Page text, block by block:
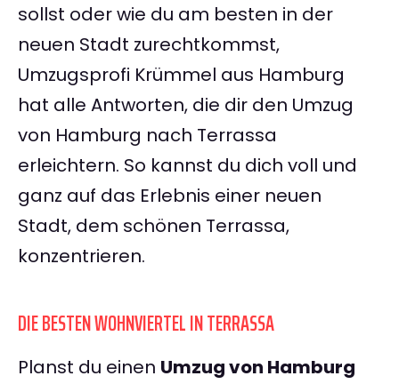
sollst oder wie du am besten in der
neuen Stadt zurechtkommst,
Umzugsprofi Krümmel aus Hamburg
hat alle Antworten, die dir den Umzug
von Hamburg nach Terrassa
erleichtern. So kannst du dich voll und
ganz auf das Erlebnis einer neuen
Stadt, dem schönen Terrassa,
konzentrieren.
DIE BESTEN WOHNVIERTEL IN TERRASSA
Planst du einen Umzug von Hamburg